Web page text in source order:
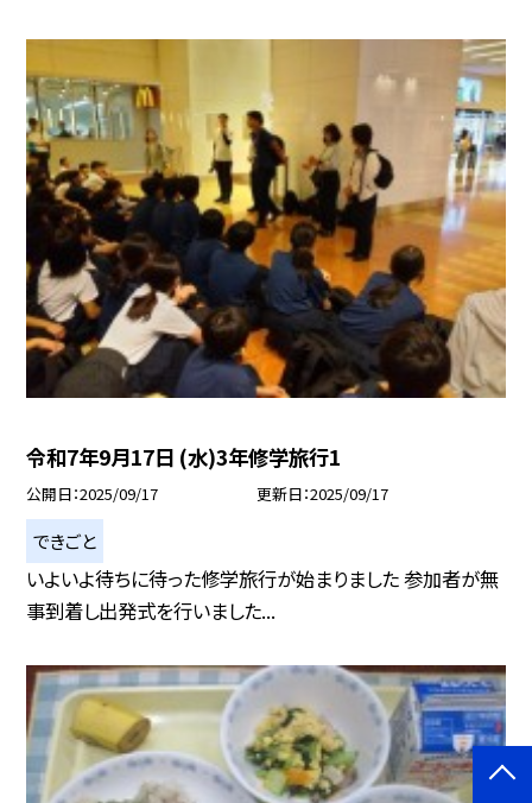
令和7年9月17日 (水)3年修学旅行1
公開日 2025/09/17 更新日 2025/09/17
できごと
いよいよ待ちに待った修学旅行が始まりました 参加者が無
事到着し出発式を行いました...